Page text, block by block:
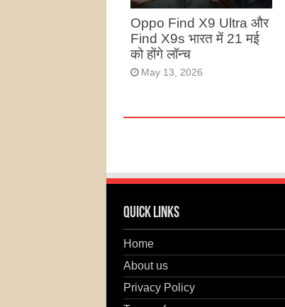
Oppo Find X9 Ultra और
Find X9s भारत में 21 मई
को होंगे लॉन्च
May 13, 2026
Quick Links
Home
About us
Privacy Policy